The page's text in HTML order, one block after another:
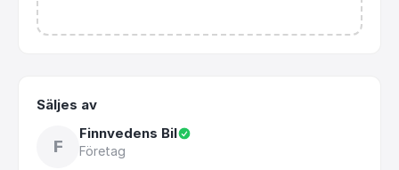
Säljes av
F
Finnvedens Bil
Företag